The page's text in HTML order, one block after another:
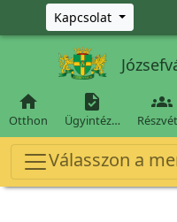
Ugrás a fő tartalomra
Kapcsolat

Otthon

Ügyintéz…

Válasszon a